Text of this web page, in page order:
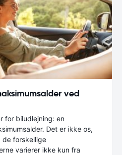
ved
for biludlejning: en
Det er ikke os,
forskellige
varierer ikke kun fra